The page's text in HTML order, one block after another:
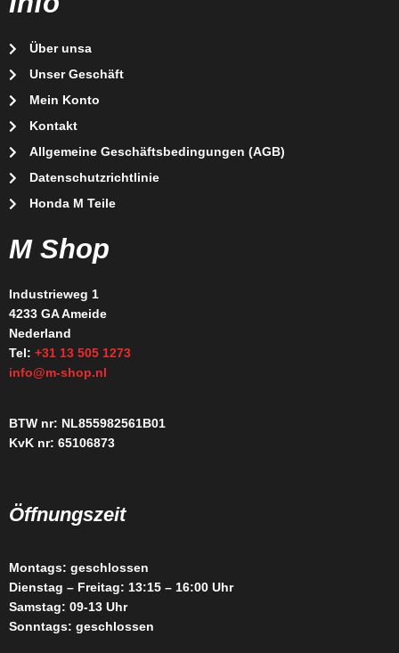
Über unsa
Unser Geschäft
Mein Konto
Kontakt
Allgemeine Geschäftsbedingungen (AGB)
Datenschutzrichtlinie
Honda M Teile
M Shop
Industrieweg 1
4233 GA Ameide
Nederland
Tel: +31 13 505 1273
info@m-shop.nl
BTW nr: NL855982561B01
KvK nr: 65106873
Öffnungszeit
Montags: geschlossen
Dienstag – Freitag: 13:15 – 16:00 Uhr
Samstag: 09-13 Uhr
Sonntags: geschlossen